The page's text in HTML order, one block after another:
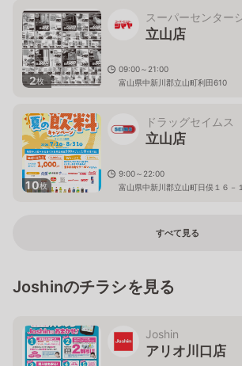
2枚
スーパーセンター
立山店
09:00～21:00
富山県中新川郡立山町利田610
10枚
ドラッグセイムス
立山店
9:00～22:00
富山県中新川郡立山町日俣１６－１
すべて見る
Joshinのチラシを見る
Joshin
アリオ川口店